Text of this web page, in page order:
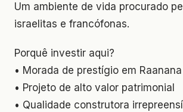
Um ambiente de vida procurado
israelitas e francófonas.
Porquê investir aqui?
• Morada de prestígio em Raanana
• Projeto de alto valor patrimonial
• Qualidade construtora